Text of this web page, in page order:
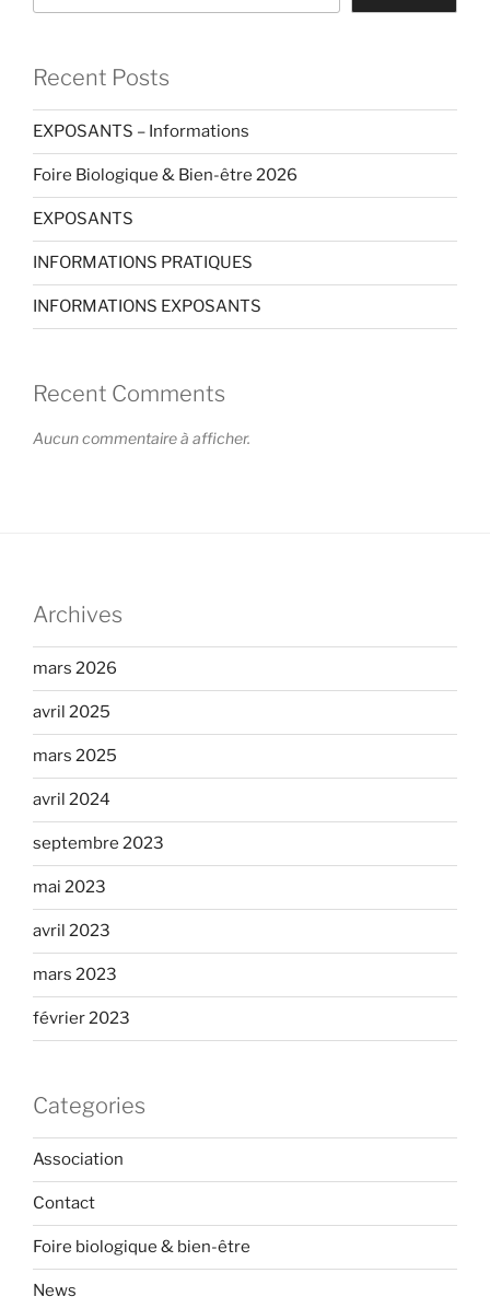
Recent Posts
EXPOSANTS – Informations
Foire Biologique & Bien-être 2026
EXPOSANTS
INFORMATIONS PRATIQUES
INFORMATIONS EXPOSANTS
Recent Comments
Aucun commentaire à afficher.
Archives
mars 2026
avril 2025
mars 2025
avril 2024
septembre 2023
mai 2023
avril 2023
mars 2023
février 2023
Categories
Association
Contact
Foire biologique & bien-être
News